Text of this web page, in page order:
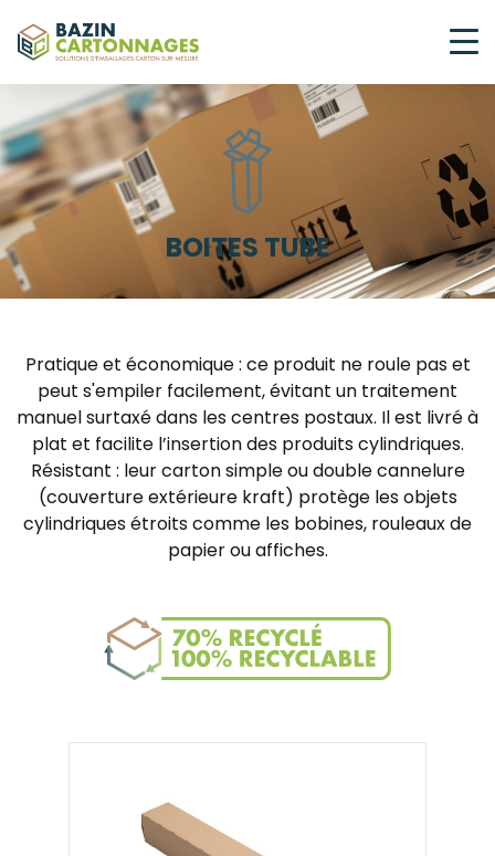
BOITES TUBE
Pratique et économique : ce produit ne roule pas et
peut s'empiler facilement, évitant un traitement
manuel surtaxé dans les centres postaux. Il est livré à
plat et facilite l’insertion des produits cylindriques.
Résistant : leur carton simple ou double cannelure
(couverture extérieure kraft) protège les objets
cylindriques étroits comme les bobines, rouleaux de
papier ou affiches.